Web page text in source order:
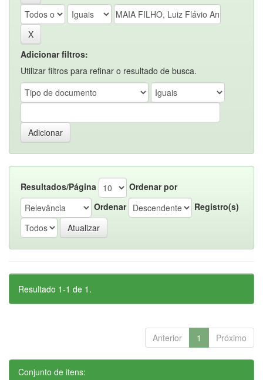
Adicionar filtros:
Utilizar filtros para refinar o resultado de busca.
Resultados/Página
Ordenar por
Ordenar
Registro(s)
Resultado 1-1 de 1.
Anterior 1 Próximo
Conjunto de itens: